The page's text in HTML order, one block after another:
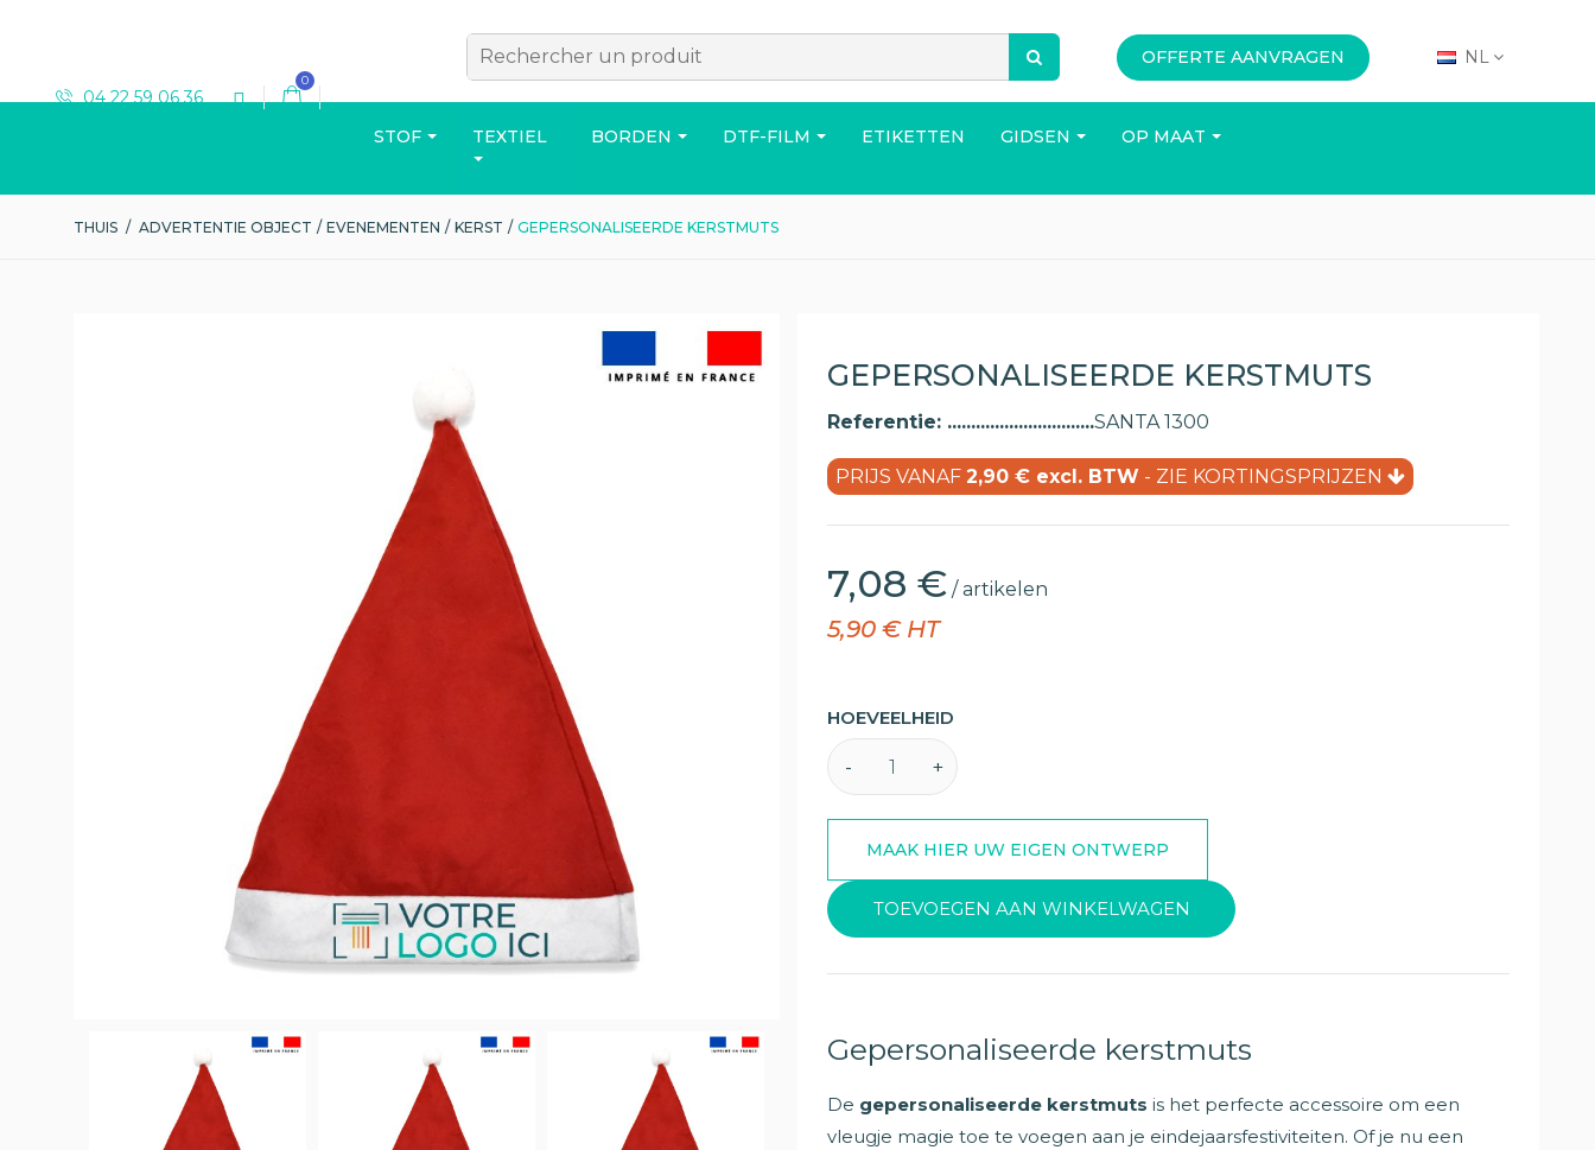
OFFERTE AANVRAGEN
NL
04 22 59 06 36
0
STOF TEXTIEL
T-SHIRT ACCESSOIRES
Bekijk de catalogus
BORDEN DTF-FILM ETIKETTEN GIDSEN OP MAAT
THUIS / ADVERTENTIE OBJECT / EVENEMENTEN / KERST / GEPERSONALISEERDE KERSTMUTS
GEPERSONALISEERDE KERSTMUTS
Referentie: SANTA 1300
PRIJS VANAF 2,90 € excl. BTW - ZIE KORTINGSPRIJZEN
7,08 € / artikelen
5,90 € HT
HOEVEELHEID
TOEVOEGEN AAN WINKELWAGEN
Gepersonaliseerde kerstmuts
De gepersonaliseerde kerstmuts is het perfecte accessoire om een
vleugje magie toe te voegen aan je eindejaarsfestiviteiten. Of je nu een